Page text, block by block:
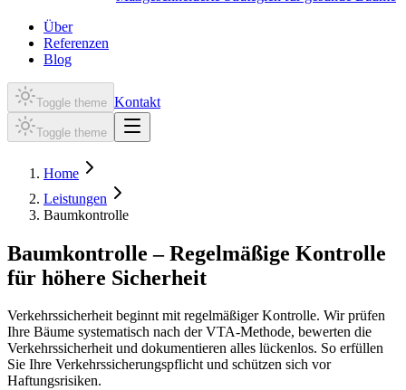
Über
Referenzen
Blog
Toggle theme Kontakt
Toggle theme
Home
Leistungen
Baumkontrolle
Baumkontrolle – Regelmäßige Kontrolle
für höhere Sicherheit
Verkehrssicherheit beginnt mit regelmäßiger Kontrolle. Wir prüfen
Ihre Bäume systematisch nach der VTA-Methode, bewerten die
Verkehrssicherheit und dokumentieren alles lückenlos. So erfüllen
Sie Ihre Verkehrssicherungspflicht und schützen sich vor
Haftungsrisiken.